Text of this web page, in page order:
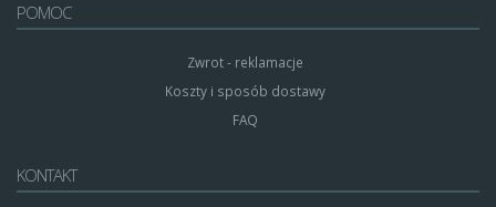
POMOC
Zwrot - reklamacje
Koszty i sposób dostawy
FAQ
KONTAKT